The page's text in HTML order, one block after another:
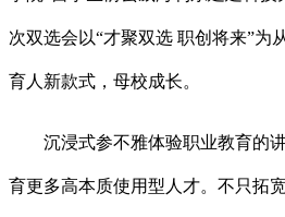
次双选会以“才聚双选 职创将来”为
育人新款式，母校成长。
沉浸式参不雅体验职业教育的讲
育更多高本质使用型人才。不只拓